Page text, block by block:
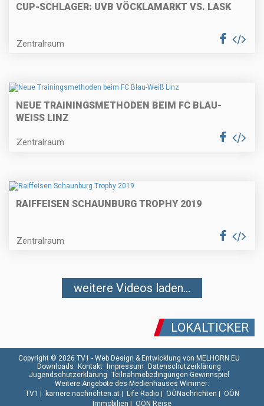
CUP-SCHLAGER: UVB VÖCKLAMARKT VS. LASK
Zentralraum
NEUE TRAININGSMETHODEN BEIM FC BLAU-
WEISS LINZ
Zentralraum
RAIFFEISEN SCHAUNBURG TROPHY 2019
Zentralraum
weitere Videos laden...
LOKALTICKER
Copyright © 2026 TV1 - Web Design & Entwicklung von MELHORN.EU
Downloads
Kontakt Impressum
Datenschutzerklärung
Jugendschutzerklärung Teilnahmebedingungen Gewinnspiel
Weitere Angebote des Medienhauses Wimmer:
TV1
karriere.nachrichten.at| Life Radio| OÖNachrichten
OÖN
Immobilien
OÖN Reise